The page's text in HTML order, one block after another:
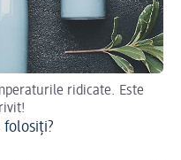
ridicate. Este